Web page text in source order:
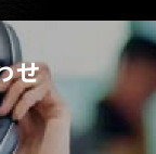
せ